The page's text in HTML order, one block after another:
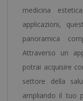
medicina
applicazioni,
panoramica
Attraverso un
potrai acquisire
settore della
ampliando il tuo